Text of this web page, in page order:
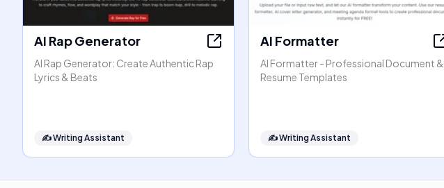
AI Rap Generator
AI Rap Generator: Create Authentic Rap
Lyrics & Beats
✍️Writing Assistant
AI Formatter
AI Formatter - Professional Document &
Resume Templates
✍️Writing Assistant